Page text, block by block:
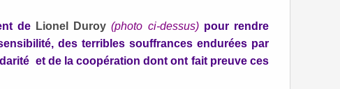
de Lionel Duroy(photo ci-dessus) pour rendre
des terribles souffrances endurées par
et de la coopération dont ont fait preuve ces